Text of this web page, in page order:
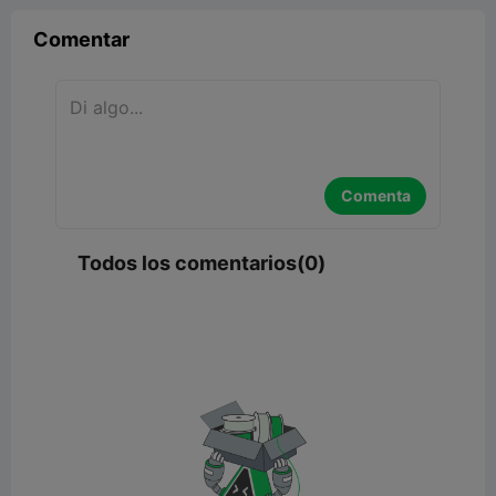
Comentar
Comenta
Todos los comentarios(0)